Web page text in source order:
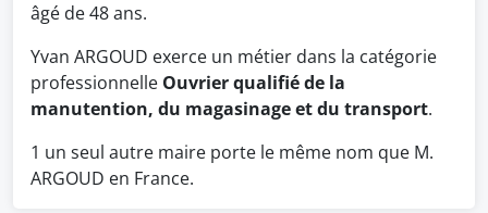
âgé de 48 ans.
Yvan ARGOUD exerce un métier dans la catégorie
professionnelle Ouvrier qualifié de la
manutention, du magasinage et du transport.
1 un seul autre maire porte le même nom que M.
ARGOUD en France.